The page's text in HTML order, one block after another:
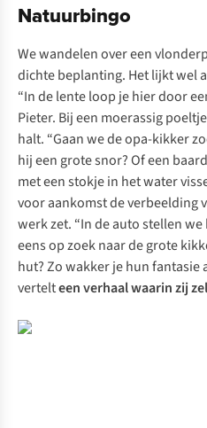
Natuurbingo
We wandelen over een
dichte beplanting. Het lijkt wel
“In de lente loop je hier door
Pieter. Bij een moerassig
halt. “Gaan we de opa-kikker
hij een grote snor? Of een
met een stokje in het water
voor aankomst de verbeelding
werk zet. “In de auto stellen
eens op zoek naar de grote
hut? Zo wakker je hun fantasie
vertelteen verhaal waarin zij